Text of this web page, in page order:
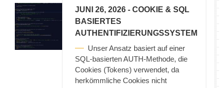
JUNI 26, 2026 - COOKIE & SQL
BASIERTES
AUTHENTIFIZIERUNGSSYSTEM
Unser Ansatz basiert auf einer
SQL-basierten AUTH-Methode, die
Cookies (Tokens) verwendet, da
herkömmliche Cookies nicht